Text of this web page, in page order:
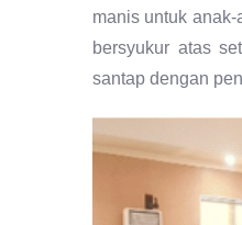
manis untuk
bersyukur atas
santap dengan